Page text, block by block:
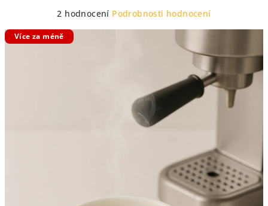
Průměrné
produktu
2 hodnocení Podrobnosti hodnocení
Více za méně